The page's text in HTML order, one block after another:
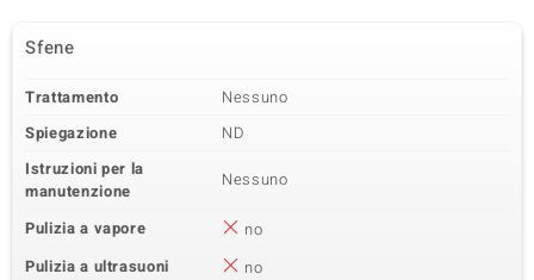
Sfene
Trattamento
Nessuno
Spiegazione
ND
Istruzioni per la
manutenzione
Nessuno
Pulizia a vapore
no
Pulizia a ultrasuoni
no